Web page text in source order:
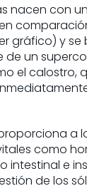
nacen con
gráfico) y se
de un
el calostro,
a
como
intestinal e
de los